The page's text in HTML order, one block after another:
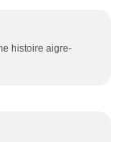
histoire aigre-